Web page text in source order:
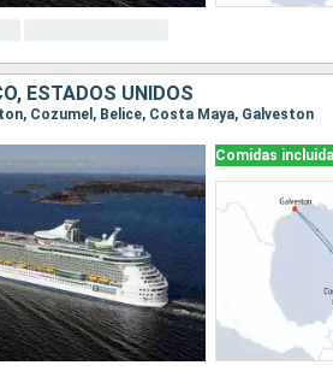
ESTADOS UNIDOS
Cozumel, Belice, Costa Maya, Galveston
Comidas